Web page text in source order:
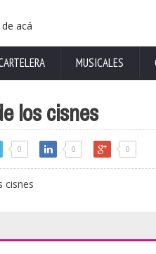
MUSICALES
los cisnes
0 0 0